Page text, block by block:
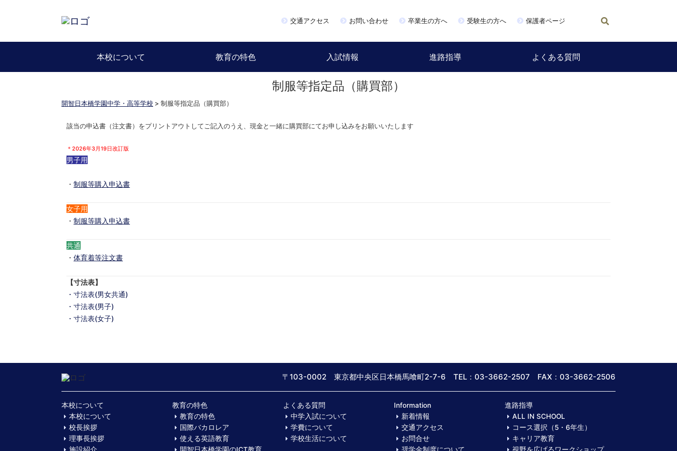
交通アクセス お問い合わせ 卒業生の方へ 受験生の方へ 保護者ページ
本校について 教育の特色 入試情報 進路指導 よくある質問
制服等指定品（購買部）
開智日本橋学園中学・高等学校 > 制服等指定品（購買部）
該当の申込書（注文書）をプリントアウトしてご記入のうえ、現金と一緒に購買部にてお申し込みをお願いいたします
＊2026年3月19日改訂版
男子用
・ 制服等購入申込書
女子用
・ 制服等購入申込書
共通
・ 体育着等注文書
【寸法表】
・寸法表(男女共通)
・寸法表(男子)
・寸法表(女子)
〒103-0002 東京都中央区日本橋馬喰町2-7-6 TEL：03-3662-2507 FAX：03-3662-2506
本校について
本校について
校長挨拶
理事長挨拶
教育の特色
教育の特色
国際バカロレア
使える英語教育
よくある質問
中学入試について
学費について
学校生活について
Information
新着情報
交通アクセス
お問合せ
進路指導
ALL IN SCHOOL
コース選択（5・6年生）
キャリア教育